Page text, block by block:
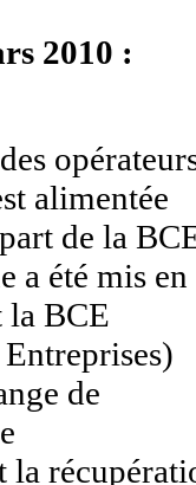
2010 :
alimentée
de la
a été mis en
la BCE
de
la